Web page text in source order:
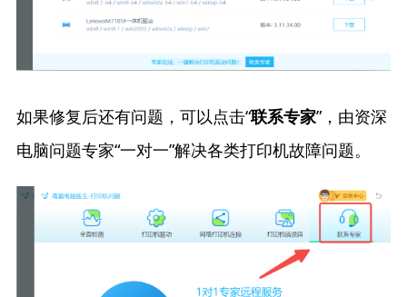
如果修复后还有问题，可以点击“联系专家”，由资深
电脑问题专家“一对一”解决各类打印机故障问题。